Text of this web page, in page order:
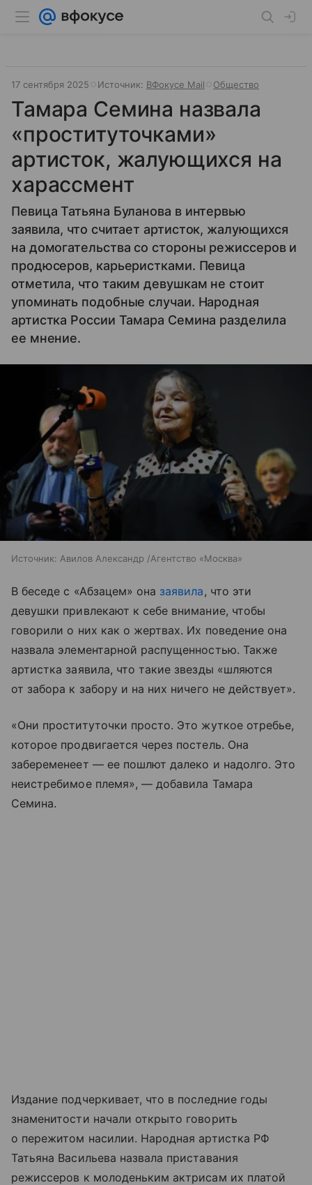
17 сентября 2025 Источник: ВФокусе Mail Общество
Тамара Семина назвала
«проституточками»
артисток, жалующихся на
харассмент
Певица Татьяна Буланова в интервью
заявила, что считает артисток, жалующихся
на домогательства со стороны режиссеров и
продюсеров, карьеристками. Певица
отметила, что таким девушкам не стоит
упоминать подобные случаи. Народная
артистка России Тамара Семина разделила
ее мнение.
Источник: Авилов Александр /Агентство «Москва»
В беседе с «Абзацем» она заявила , что эти
девушки привлекают к себе внимание, чтобы
говорили о них как о жертвах. Их поведение она
назвала элементарной распущенностью. Также
артистка заявила, что такие звезды «шляются
от забора к забору и на них ничего не действует».
«Они проституточки просто. Это жуткое отребье,
которое продвигается через постель. Она
забеременеет — ее пошлют далеко и надолго. Это
неистребимое племя», — добавила Тамара
Семина.
Издание подчеркивает, что в последние годы
знаменитости начали открыто говорить
о пережитом насилии. Народная артистка РФ
Татьяна Васильева назвала приставания
режиссеров к молоденьким актрисам их платой